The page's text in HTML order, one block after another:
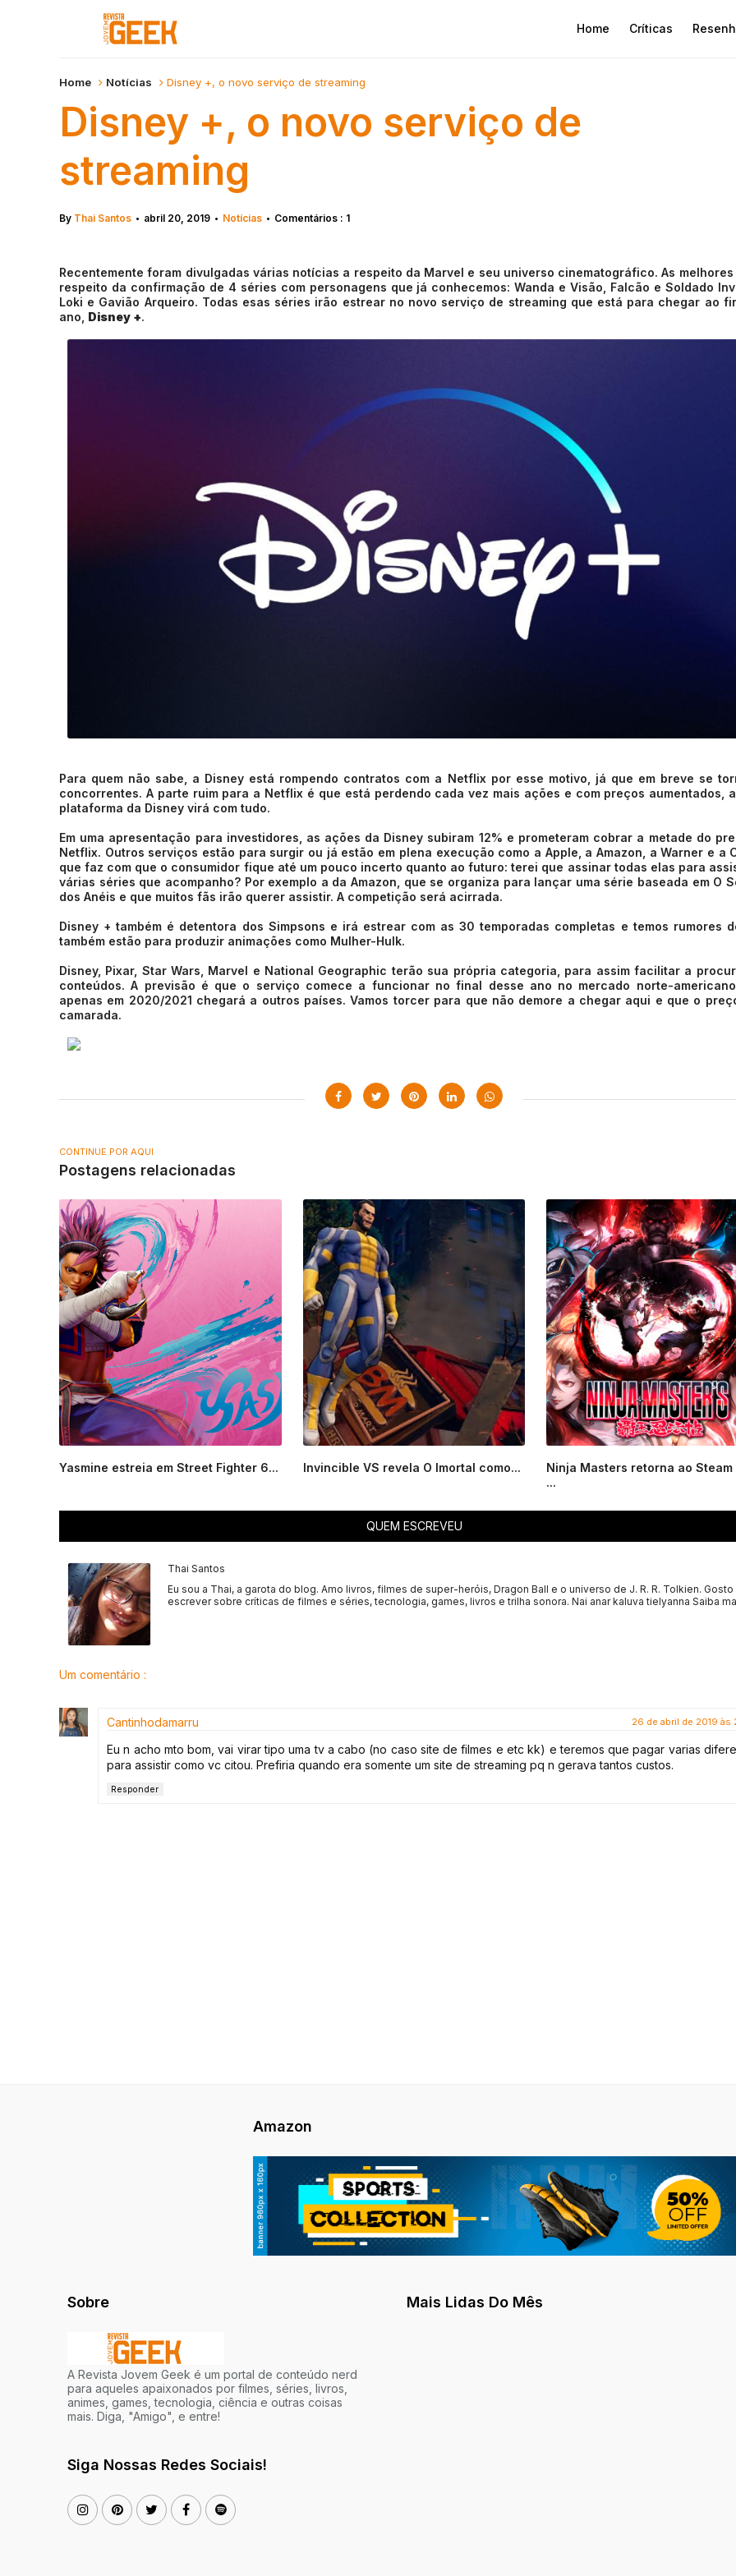
Home Críticas
Home Notícias Disney +, o novo serviço de streaming
Disney +, o novo serviço de
streaming
By Thai Santos • abril 20, 2019 • Notícias • Comentários : 1
Recentemente foram divulgadas várias notícias a respeito da Marvel e seu universo cinematográfico. As melhores
respeito da confirmação de 4 séries com personagens que já conhecemos: Wanda e Visão, Falcão e Soldado
Loki e Gavião Arqueiro. Todas esas séries irão estrear no novo serviço de streaming que está para chegar ao
ano, Disney +.
Para quem não sabe, a Disney está rompendo contratos com a Netflix por esse motivo, já que em breve se
concorrentes. A parte ruim para a Netflix é que está perdendo cada vez mais ações e com preços aumentados,
plataforma da Disney virá com tudo.
Em uma apresentação para investidores, as ações da Disney subiram 12% e prometeram cobrar a metade do
Netflix. Outros serviços estão para surgir ou já estão em plena execução como a Apple, a Amazon, a Warner e a
que faz com que o consumidor fique até um pouco incerto quanto ao futuro: terei que assinar todas elas para
várias séries que acompanho? Por exemplo a da Amazon, que se organiza para lançar uma série baseada em O
dos Anéis e que muitos fãs irão querer assistir. A competição será acirrada.
Disney + também é detentora dos Simpsons e irá estrear com as 30 temporadas completas e temos rumores
também estão para produzir animações como Mulher-Hulk.
Disney, Pixar, Star Wars, Marvel e National Geographic terão sua própria categoria, para assim facilitar a
conteúdos. A previsão é que o serviço comece a funcionar no final desse ano no mercado norte-
apenas em 2020/2021 chegará a outros países. Vamos torcer para que não demore a chegar aqui e que o
camarada.
CONTINUE POR AQUI
Postagens relacionadas
Yasmine estreia em Street Fighter 6... Invincible VS revela O Imortal como...
Ninja Masters retorna ao Steam
...
QUEM ESCREVEU
Thai Santos
Eu sou a Thai, a garota do blog. Amo livros, filmes de super-heróis, Dragon Ball e o universo de J. R. R. Tolkien.
escrever sobre críticas de filmes e séries, tecnologia, games, livros e trilha sonora. Nai anar kaluva tielyanna Saiba
Um comentário :
Cantinhodamarru 26 de abril de 2019 às
Eu n acho mto bom, vai virar tipo uma tv a cabo (no caso site de filmes e etc kk) e teremos que pagar varias
para assistir como vc citou. Prefiria quando era somente um site de streaming pq n gerava tantos custos.
Responder
Amazon
Sobre
A Revista Jovem Geek é um portal de conteúdo nerd
para aqueles apaixonados por filmes, séries, livros,
animes, games, tecnologia, ciência e outras coisas
mais. Diga, "Amigo", e entre!
Siga Nossas Redes Sociais!
Mais Lidas Do Mês